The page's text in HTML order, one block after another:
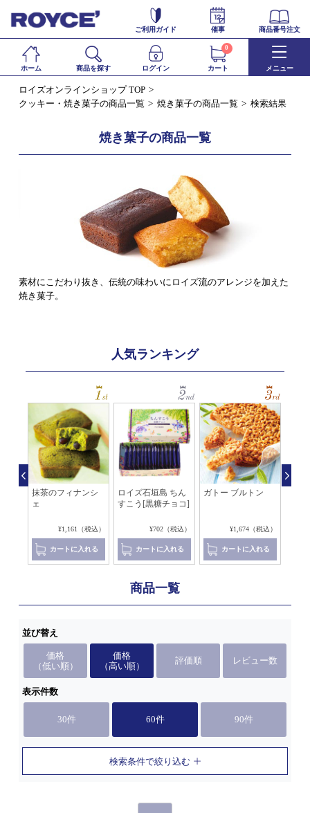
ご利用ガイド 催事 商品番号注文
ホーム 商品を探す ログイン カート
0
メニュー
ロイズオンラインショップ TOP
クッキー・焼き菓子の商品一覧
焼き菓子の商品一覧 検索結果
焼き菓子の商品一覧
素材にこだわり抜き、伝統の味わいにロイズ流のアレンジを加えた
焼き菓子。
人気ランキング
抹茶のフィナンシ
ェ
¥1,161（税込）
カートに入れる
ロイズ石垣島 ちん
すこう[黒糖チョコ]
¥702（税込）
カートに入れる
ガトー ブルトン
¥1,674（税込）
カートに入れる
商品一覧
並び替え
価格
（低い順）
価格
（高い順）
評価順 レビュー数
表示件数
30件 60件 90件
検索条件で絞り込む